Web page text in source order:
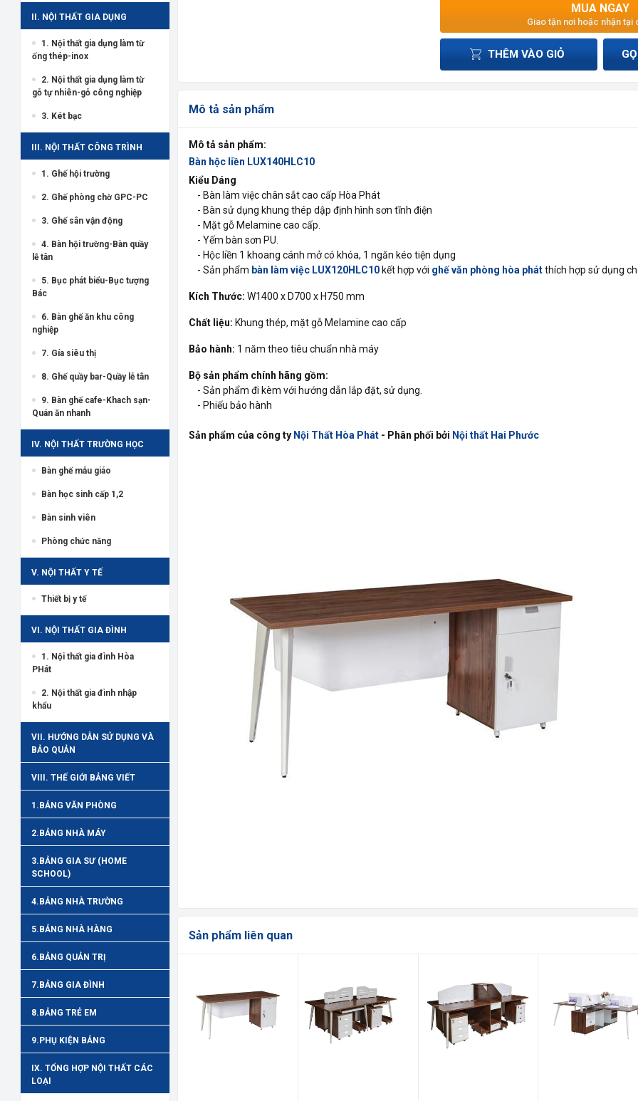
II. NỘI THẤT GIA DỤNG
1. Nội thất gia dụng làm từ
ống thép-inox
2. Nội thất gia dụng làm từ
gỗ tự nhiên-gỗ công nghiệp
3. Két bạc
III. NỘI THẤT CÔNG TRÌNH
1. Ghế hội trường
2. Ghế phòng chờ GPC-PC
3. Ghế sân vận động
4. Bàn hội trường-Bàn quầy
lễ tân
5. Bục phát biểu-Bục tượng
Bác
6. Bàn ghế ăn khu công
nghiệp
7. Gía siêu thị
8. Ghế quầy bar-Quầy lễ tân
9. Bàn ghế cafe-Khach sạn-
Quán ăn nhanh
IV. NỘI THẤT TRƯỜNG HỌC
Bàn ghế mẫu giáo
Bàn học sinh cấp 1,2
Bàn sinh viên
Phòng chức năng
V. NỘI THẤT Y TẾ
Thiết bị y tế
VI. NỘI THẤT GIA ĐÌNH
1. Nội thất gia đình Hòa
PHát
2. Nội thất gia đình nhập
khẩu
VII. HƯỚNG DẪN SỬ DỤNG VÀ
BẢO QUẢN
VIII. THẾ GIỚI BẢNG VIẾT
1.BẢNG VĂN PHÒNG
2.BẢNG NHÀ MÁY
3.BẢNG GIA SƯ (HOME
SCHOOL)
4.BẢNG NHÀ TRƯỜNG
5.BẢNG NHÀ HÀNG
6.BẢNG QUẢN TRỊ
7.BẢNG GIA ĐÌNH
8.BẢNG TRẺ EM
9.PHỤ KIỆN BẢNG
IX. TỔNG HỢP NỘI THẤT CÁC
LOẠI
MUA NGAY
Giao tận nơi hoặc nhận tại
THÊM VÀO GIỎ
Mô tả sản phẩm
Mô tả sản phẩm:
Bàn hộc liền LUX140HLC10
Kiểu Dáng
- Bàn làm việc chân sắt cao cấp Hòa Phát
- Bàn sử dụng khung thép dập định hình sơn tĩnh điện
- Mặt gỗ Melamine cao cấp.
- Yếm bàn sơn PU.
- Hộc liền 1 khoang cánh mở có khóa, 1 ngăn kéo tiện dụng
- Sản phẩm bàn làm việc LUX120HLC10kết hợp với ghế văn phòng hòa phátthích hợp sử dụng
Kích Thước: W1400 x D700 x H750 mm
Chất liệu: Khung thép, mặt gỗ Melamine cao cấp
Bảo hành: 1 năm theo tiêu chuẩn nhà máy
Bộ sản phẩm chính hãng gồm:
- Sản phẩm đi kèm với hướng dẫn lắp đặt, sử dụng.
- Phiếu bảo hành
Sản phẩm của công ty Nội Thất Hòa Phát - Phân phối bởi Nội thất Hai Phước
Sản phẩm liên quan